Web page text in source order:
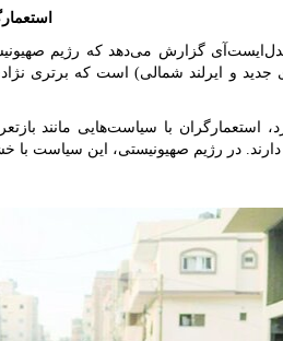
گزارش می‌دهد که رژیم
جدید و ایرلند شمالی) است که برتری
استعمارگران با سیاست‌هایی مانند
در رژیم صهیونیستی، این سیاست با